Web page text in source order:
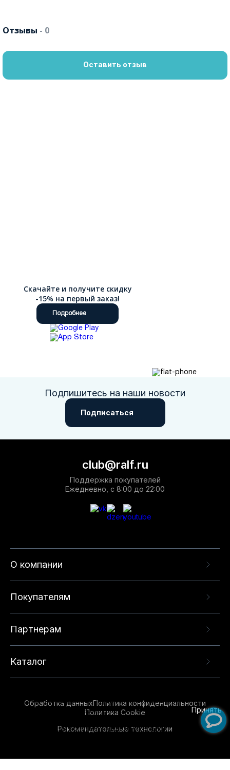
Отзывы - 0
Оставить отзыв
Скачайте и получите скидку
-15% на первый заказ!
Подробнее
Подпишитесь на наши новости
Подписаться
О компании
Покупателям
Партнерам
Каталог
club@ralf.ru
Поддержка покупателей
Ежедневно, с 8:00 до 22:00
Обработка данныхПолитика конфиденциальности
Политика Cookie
Рекомендательные технологии
опыта на нашем сайте. Продолжая использовать
данный сайт, вы соглашаетесь с использованием
технологий. Для получения дополнительной
Принять